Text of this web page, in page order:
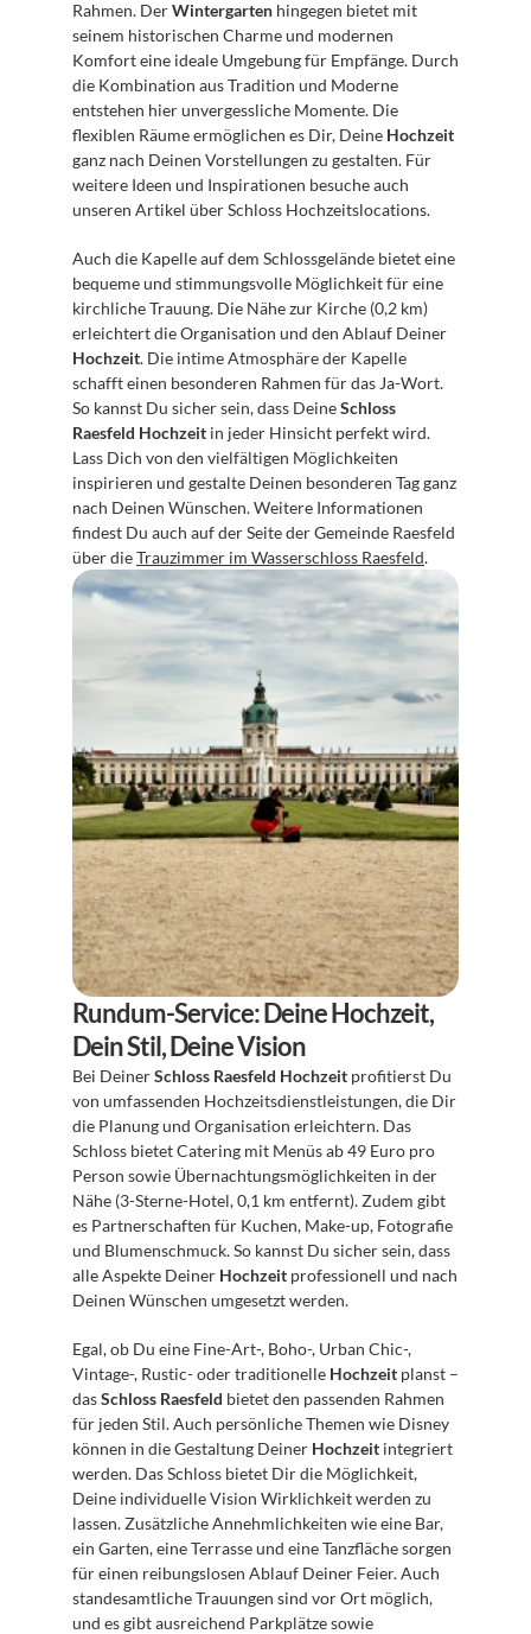
Rahmen. Der Wintergarten hingegen bietet mit
seinem historischen Charme und modernen
Komfort eine ideale Umgebung für Empfänge. Durch
die Kombination aus Tradition und Moderne
entstehen hier unvergessliche Momente. Die
flexiblen Räume ermöglichen es Dir, Deine Hochzeit
ganz nach Deinen Vorstellungen zu gestalten. Für
weitere Ideen und Inspirationen besuche auch
unseren Artikel über Schloss Hochzeitslocations.
Auch die Kapelle auf dem Schlossgelände bietet eine
bequeme und stimmungsvolle Möglichkeit für eine
kirchliche Trauung. Die Nähe zur Kirche (0,2 km)
Hochzeit. Die intime Atmosphäre der Kapelle
schafft einen besonderen Rahmen für das Ja-Wort.
So kannst Du sicher sein, dass Deine Schloss
Raesfeld Hochzeit in jeder Hinsicht perfekt wird.
Lass Dich von den vielfältigen Möglichkeiten
inspirieren und gestalte Deinen besonderen Tag ganz
nach Deinen Wünschen. Weitere Informationen
findest Du auch auf der Seite der Gemeinde Raesfeld
über die Trauzimmer im Wasserschloss Raesfeld.
Rundum-Service: Deine Hochzeit,
Dein Stil, Deine Vision
Bei Deiner Schloss Raesfeld Hochzeit profitierst Du
von umfassenden Hochzeitsdienstleistungen, die Dir
die Planung und Organisation erleichtern. Das
Schloss bietet Catering mit Menüs ab 49 Euro pro
Person sowie Übernachtungsmöglichkeiten in der
Nähe (3-Sterne-Hotel, 0,1 km entfernt). Zudem gibt
es Partnerschaften für Kuchen, Make-up, Fotografie
und Blumenschmuck. So kannst Du sicher sein, dass
alle Aspekte Deiner Hochzeit professionell und nach
Deinen Wünschen umgesetzt werden.
Egal, ob Du eine Fine-Art-, Boho-, Urban Chic-,
Vintage-, Rustic- oder traditionelle Hochzeit planst –
das Schloss Raesfeld bietet den passenden Rahmen
für jeden Stil. Auch persönliche Themen wie Disney
können in die Gestaltung Deiner Hochzeit integriert
werden. Das Schloss bietet Dir die Möglichkeit,
Deine individuelle Vision Wirklichkeit werden zu
lassen. Zusätzliche Annehmlichkeiten wie eine Bar,
ein Garten, eine Terrasse und eine Tanzfläche sorgen
für einen reibungslosen Ablauf Deiner Feier. Auch
standesamtliche Trauungen sind vor Ort möglich,
und es gibt ausreichend Parkplätze sowie